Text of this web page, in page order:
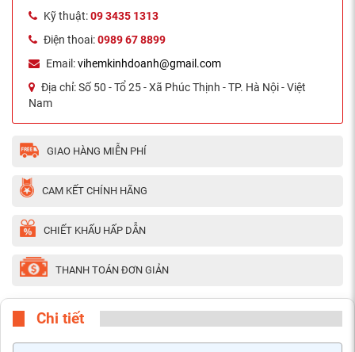
Kỹ thuật:09 3435 1313
Điện thoai:0989 67 8899
Email:vihemkinhdoanh@gmail.com
Địa chỉ:Số 50 - Tổ 25 - Xã Phúc Thịnh - TP. Hà Nội - Việt
Nam
GIAO HÀNG MIỄN PHÍ
CAM KẾT CHÍNH HÃNG
CHIẾT KHẤU HẤP DẪN
THANH TOÁN ĐƠN GIẢN
Chi tiết